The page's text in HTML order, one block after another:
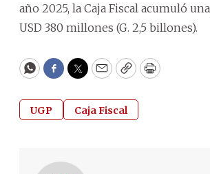
año 2025, la Caja Fiscal acumuló
USD 380 millones (G. 2,5 billones).
WhatsApp
Facebook
Twitter
EmailCopyPrint
UGP Caja Fiscal